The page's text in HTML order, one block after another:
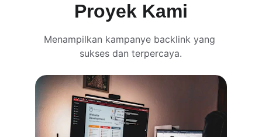
Proyek Kami
Menampilkan kampanye backlink yang
sukses dan terpercaya.